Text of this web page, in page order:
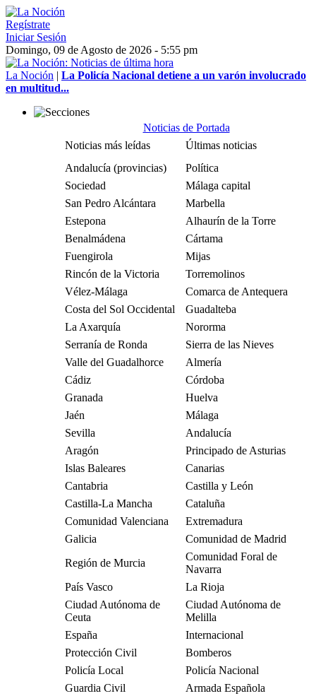
Regístrate
Iniciar Sesión
Domingo, 09 de Agosto de 2026 - 5:55 pm
La Noción | La Policía Nacional detiene a un varón involucrado
en multitud...
Noticias de Portada
Noticias más leídas
Últimas noticias
Andalucía (provincias)
Política
Sociedad
Málaga capital
San Pedro Alcántara
Marbella
Estepona
Alhaurín de la Torre
Benalmádena
Cártama
Fuengirola
Mijas
Rincón de la Victoria
Torremolinos
Vélez-Málaga
Comarca de Antequera
Costa del Sol Occidental
Guadalteba
La Axarquía
Nororma
Serranía de Ronda
Sierra de las Nieves
Valle del Guadalhorce
Almería
Cádiz
Córdoba
Granada
Huelva
Jaén
Málaga
Sevilla
Andalucía
Aragón
Principado de Asturias
Islas Baleares
Canarias
Cantabria
Castilla y León
Castilla-La Mancha
Cataluña
Comunidad Valenciana
Extremadura
Galicia
Comunidad de Madrid
Región de Murcia
Comunidad Foral de
Navarra
País Vasco
La Rioja
Ciudad Autónoma de
Ceuta
Ciudad Autónoma de
Melilla
España
Internacional
Protección Civil
Bomberos
Policía Local
Policía Nacional
Guardia Civil
Armada Española